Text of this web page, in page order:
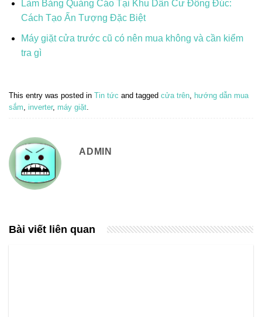
Làm Bảng Quảng Cáo Tại Khu Dân Cư Đông Đúc:
Cách Tạo Ấn Tượng Đặc Biệt
Máy giặt cửa trước cũ có nên mua không và cần kiểm
tra gì
This entry was posted in Tin tức and tagged cửa trên
hướng dẫn mua
sắm inverter, máy giặt
ADMIN
Bài viết liên quan